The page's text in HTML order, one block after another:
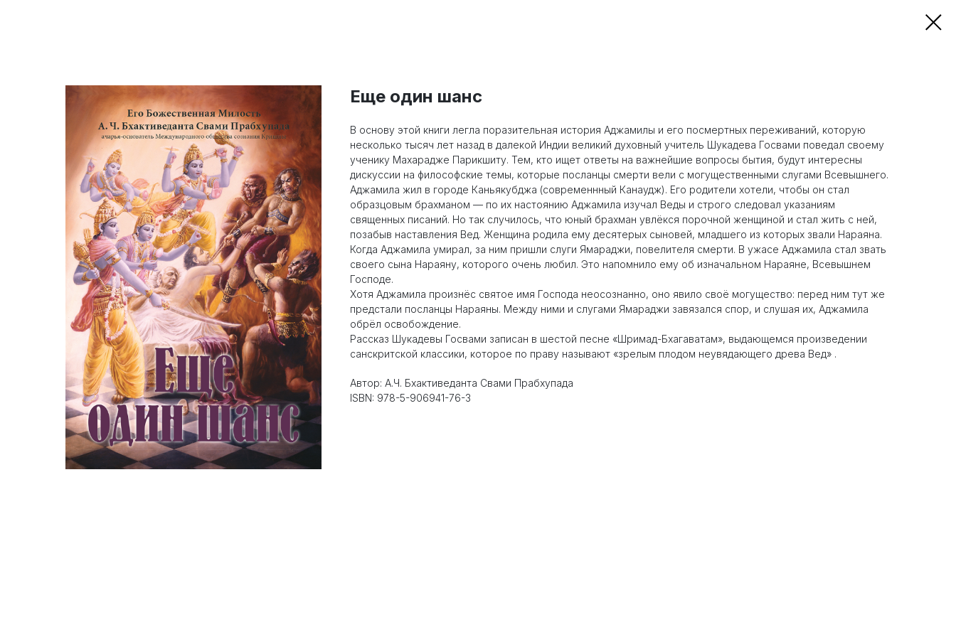
Еще один шанс
В основу этой книги легла поразительная история Аджамилы и его посмертных переживаний, которую
несколько тысяч лет назад в далекой Индии великий духовный учитель Шукадева Госвами поведал своему
ученику Махарадже Парикшиту. Тем, кто ищет ответы на важнейшие вопросы бытия, будут интересны
дискуссии на философские темы, которые посланцы смерти вели с могущественными слугами Всевышнего.
Аджамила жил в городе Каньякубджа (современнный Канаудж). Его родители хотели, чтобы он стал
образцовым брахманом — по их настоянию Аджамила изучал Веды и строго следовал указаниям
священных писаний. Но так случилось, что юный брахман увлёкся порочной женщиной и стал жить с ней,
позабыв наставления Вед. Женщина родила ему десятерых сыновей, младшего из которых звали Нараяна.
Когда Аджамила умирал, за ним пришли слуги Ямараджи, повелителя смерти. В ужасе Аджамила стал звать
своего сына Нараяну, которого очень любил. Это напомнило ему об изначальном Нараяне, Всевышнем
Господе.
Хотя Аджамила произнёс святое имя Господа неосознанно, оно явило своё могущество: перед ним тут же
предстали посланцы Нараяны. Между ними и слугами Ямараджи завязался спор, и слушая их, Аджамила
обрёл освобождение.
Рассказ Шукадевы Госвами записан в шестой песне «Шримад-Бхагаватам», выдающемся произведении
санскритской классики, которое по праву называют «зрелым плодом неувядающего древа Вед» .
Автор: А.Ч. Бхактиведанта Свами Прабхупада
ISBN: 978-5-906941-76-3